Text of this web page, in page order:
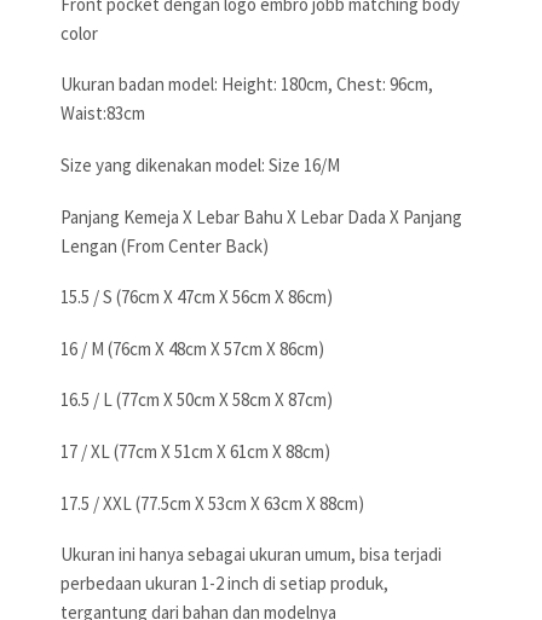
color
Ukuran badan model: Height: 180cm, Chest: 96cm,
Waist:83cm
Size yang dikenakan model: Size 16/M
Panjang Kemeja X Lebar Bahu X Lebar Dada X Panjang
Lengan (From Center Back)
15.5 / S (76cm X 47cm X 56cm X 86cm)
16 / M (76cm X 48cm X 57cm X 86cm)
16.5 / L (77cm X 50cm X 58cm X 87cm)
17 / XL (77cm X 51cm X 61cm X 88cm)
17.5 / XXL (77.5cm X 53cm X 63cm X 88cm)
Ukuran ini hanya sebagai ukuran umum, bisa terjadi
perbedaan ukuran 1-2 inch di setiap produk,
tergantung dari bahan dan modelnya